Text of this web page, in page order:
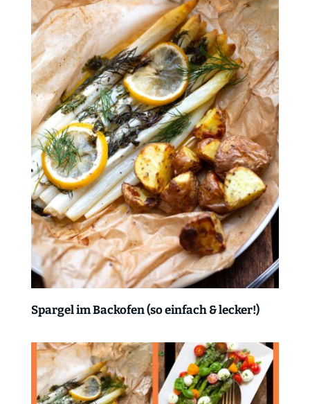
Spargel im Backofen (so einfach & lecker!)